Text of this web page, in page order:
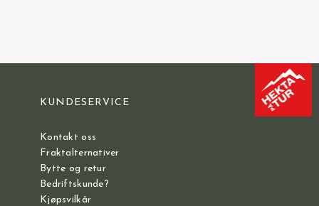
KUNDESERVICE
Kontakt oss
Fraktalternativer
Bytte og retur
Bedriftskunde?
Kjøpsvilkår